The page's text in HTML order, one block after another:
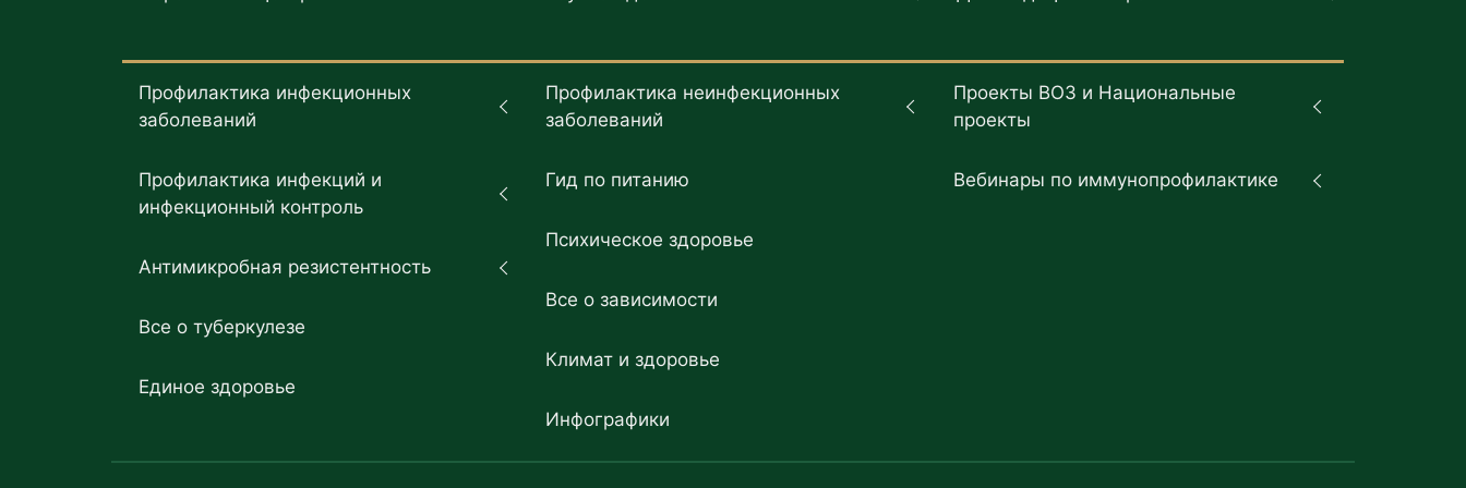
Профилактика инфекционных
заболеваний
Профилактика инфекций и
инфекционный контроль
Антимикробная резистентность
Все о туберкулезе
Единое здоровье
Профилактика неинфекционных
заболеваний
Гид по питанию
Психическое здоровье
Все о зависимости
Климат и здоровье
Инфографики
Проекты ВОЗ и Национальные
проекты
Вебинары по иммунопрофилактике